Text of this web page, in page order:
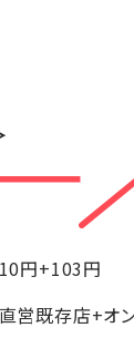
円+103円
営既存店+オ